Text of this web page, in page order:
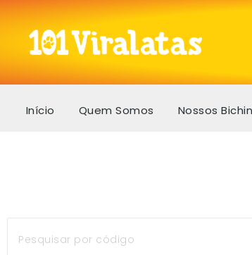
Início Quem Somos Nossos